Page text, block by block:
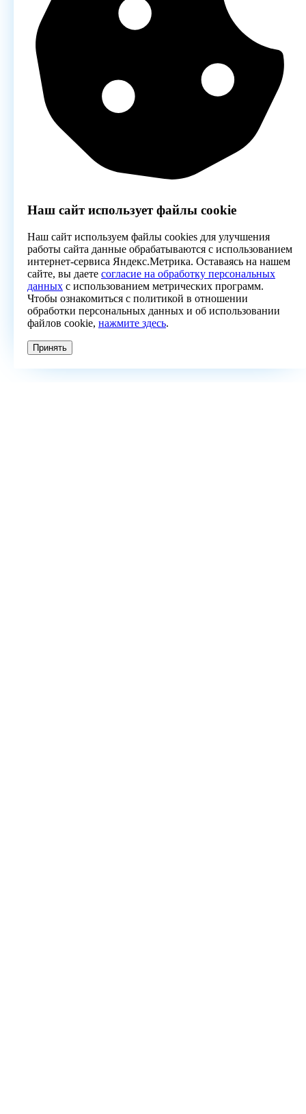
Наш сайт использует файлы cookie
Наш сайт используем файлы cookies для улучшения
работы сайта данные обрабатываются с использованием
интернет-сервиса Яндекс.Метрика. Оставаясь на нашем
сайте, вы даете согласие на обработку персональных
данных с использованием метрических программ.
Чтобы ознакомиться с политикой в отношении
обработки персональных данных и об использовании
файлов cookie, нажмите здесь.
Принять